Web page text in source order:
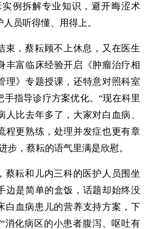
例拆解专业知识，避开晦涩术
员听得懂、用得上。
束，蔡耘顾不上休息，又在医生
丰富临床经验开启《肿瘤治疗相
理》专题授课，还特意对照科室
手指导诊疗方案优化。“现在科里
人比去年多了，大家对白血病、
程更熟练，处理并发症也更有章
步，蔡耘的语气里满是欣慰。
蔡耘和儿内三科的医护人员围坐
边是简单的盒饭，话题却始终没
白血病患儿的营养支持方案，下
消化病区的小患者腹泻、呕吐有